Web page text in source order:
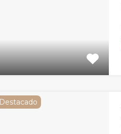
Destacado